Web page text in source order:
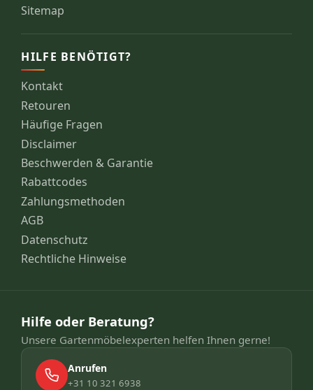
Sitemap
HILFE BENÖTIGT?
Kontakt
Retouren
Häufige Fragen
Disclaimer
Beschwerden & Garantie
Rabattcodes
Zahlungsmethoden
AGB
Datenschutz
Rechtliche Hinweise
Hilfe oder Beratung?
Unsere Gartenmöbelexperten helfen Ihnen gerne!
Anrufen
+31 10 321 6938